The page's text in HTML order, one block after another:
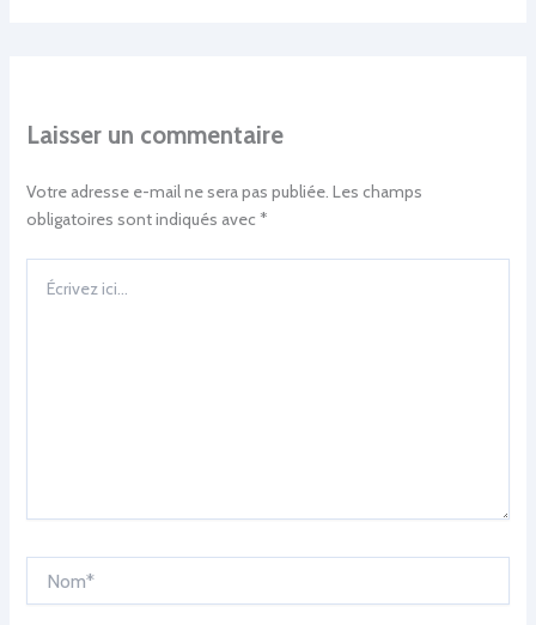
Laisser un commentaire
Votre adresse e-mail ne sera pas publiée. Les champs
obligatoires sont indiqués avec *
ici…